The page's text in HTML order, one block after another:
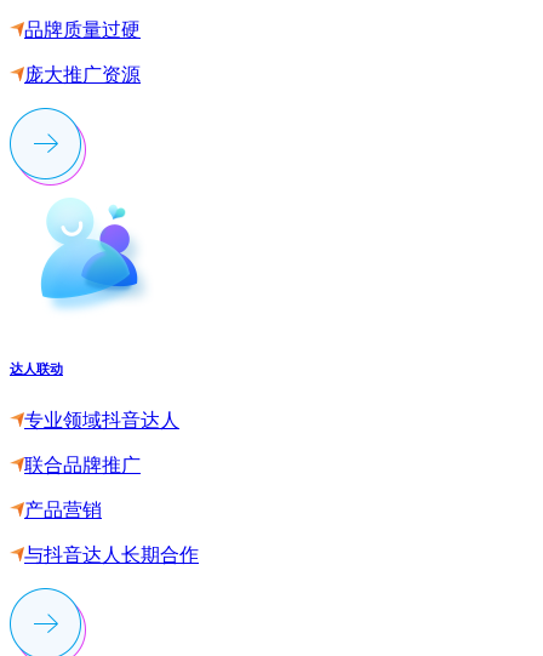
品牌质量过硬
庞大推广资源
达人联动
专业领域抖音达人
联合品牌推广
产品营销
与抖音达人长期合作